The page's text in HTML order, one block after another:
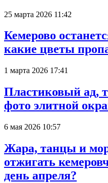
25 марта 2026 11:42
Кемерово
какие цветы
1 марта 2026 17:41
Пластиковый ад,
фото элитной
6 мая 2026 10:57
Жара, танцы и
отжигать
день апреля?